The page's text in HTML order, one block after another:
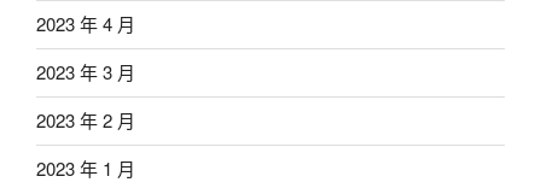
2023 年 4 月
2023 年 3 月
2023 年 2 月
2023 年 1 月